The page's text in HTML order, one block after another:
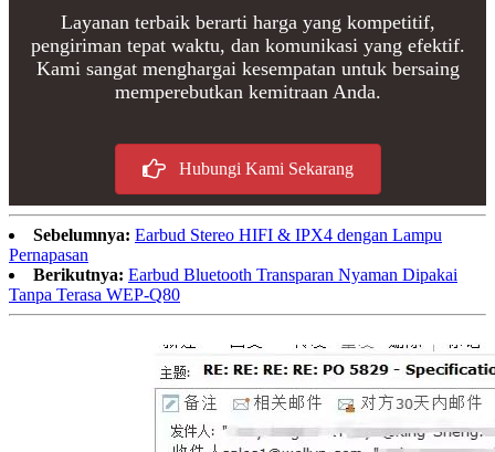
Layanan terbaik berarti harga yang kompetitif,
pengiriman tepat waktu, dan komunikasi yang efektif.
Kami sangat menghargai kesempatan untuk bersaing
memperebutkan kemitraan Anda.
Hubungi Kami Sekarang
Sebelumnya: Earbud Stereo HIFI & IPX4 dengan Lampu
Pernapasan
Berikutnya: Earbud Bluetooth Transparan Nyaman Dipakai
Tanpa Terasa WEP-Q80